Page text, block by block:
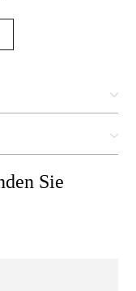
Sie